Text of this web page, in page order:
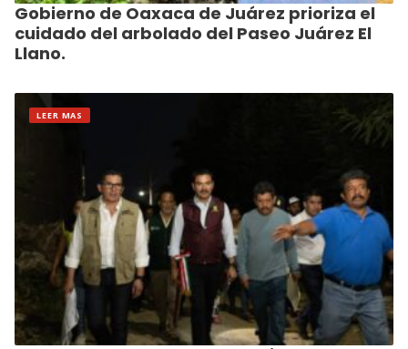
Gobierno de Oaxaca de Juárez prioriza el
cuidado del arbolado del Paseo Juárez El
Llano.
LEER MAS